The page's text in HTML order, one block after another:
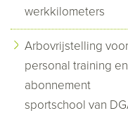
werkkilometers
Arbovrijstelling voor
personal training en
abonnement
sportschool van